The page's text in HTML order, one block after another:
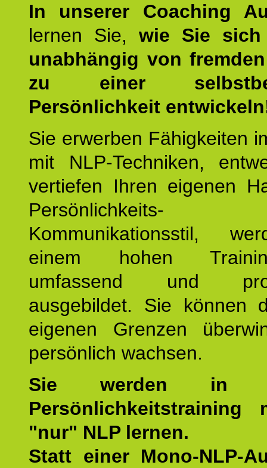
In unserer Coaching
lernen Sie, wie Sie
unabhängig von
zu einer
Persönlichkeit
Sie erwerben Fähigkeiten
mit NLP-Techniken,
vertiefen Ihren eigenen
Kommunikationsstil,
einem hohen
umfassend und
ausgebildet. Sie können
eigenen Grenzen
persönlich wachsen.
Sie werden in
Persönlichkeitstraining
"nur" NLP lernen.
Statt einer Mono-NLP-